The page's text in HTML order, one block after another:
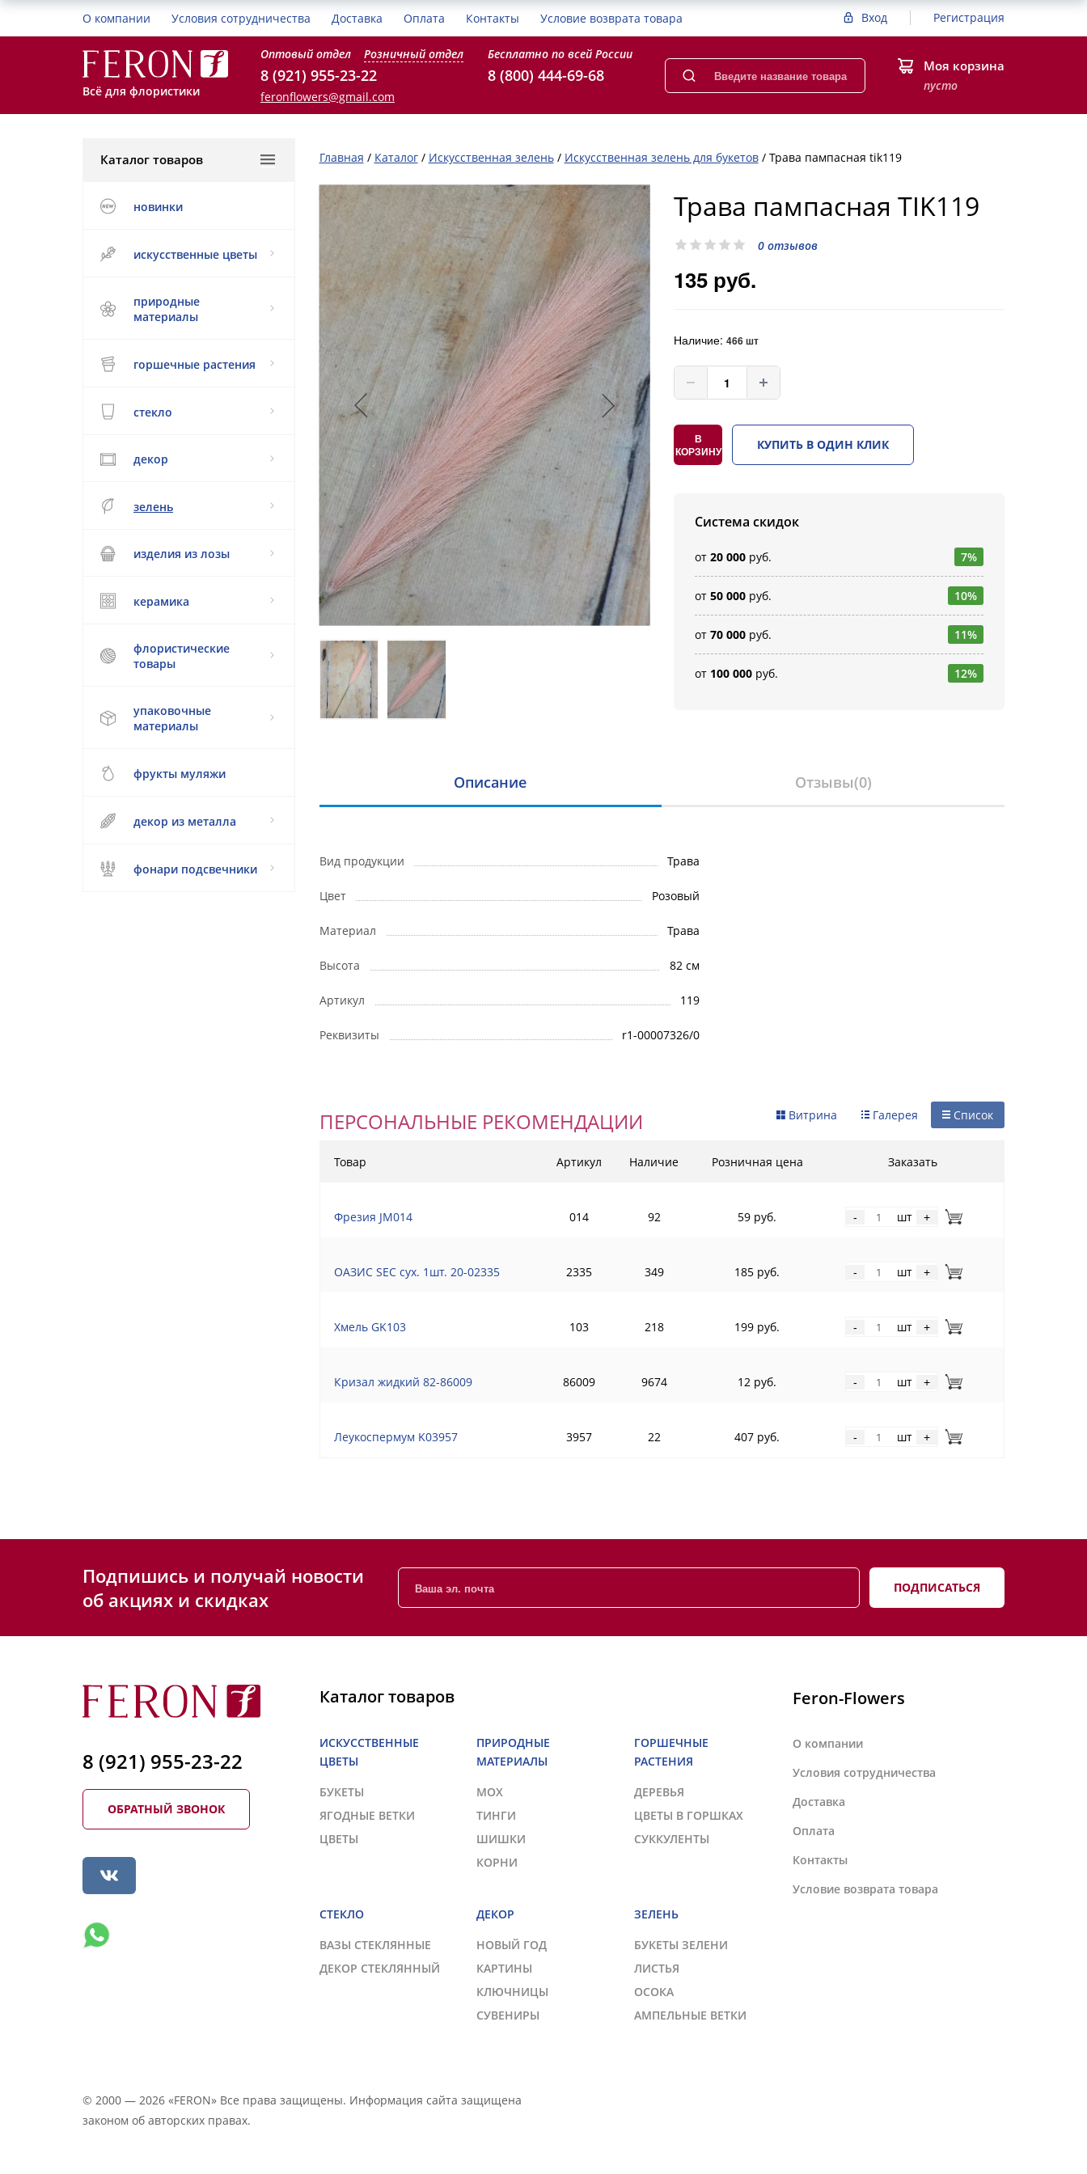
О компании Условия сотрудничества Доставка Оплата Контакты Условие возврата товара Вход Регистрация
Всё для флористики
Оптовый отдел Розничный отдел
8 (921) 955-23-22
feronflowers@gmail.com
Бесплатно по всей России
8 (800) 444-69-68 Моя корзина
пусто
Каталог товаров
новинки
искусственные цветы
природные
материалы
горшечные растения
стекло
декор
зелень
изделия из лозы
керамика
флористические
товары
упаковочные
материалы
фрукты муляжи
декор из металла
фонари подсвечники
Главная / Каталог / Искусственная зелень / Искусственная зелень для букетов / Трава пампасная tik119
Трава пампасная TIK119
0 отзывов
135 руб.
Наличие:466 шт
В
КОРЗИНУ
КУПИТЬ В ОДИН КЛИК
Система скидок
от20 000 руб. 7%
от50 000 руб. 10%
от70 000 руб. 11%
от 100 000 руб. 12%
Описание Отзывы(0)
Вид продукции Трава
Цвет Розовый
Материал Трава
Высота 82 см
Артикул 119
Реквизиты r1-00007326/0
ПЕРСОНАЛЬНЫЕ РЕКОМЕНДАЦИИ Список
Галерея
Витрина
Товар Артикул Наличие Розничная цена Заказать
Фрезия JM014 014 92 59 руб. - шт +
ОАЗИС SEC сух. 1шт. 20-02335 2335 349 185 руб. - шт +
Хмель GK103 103 218 199 руб. - шт +
Кризал жидкий 82-86009 86009 9674 12 руб. - шт +
Леукоспермум K03957 3957 22 407 руб. - шт +
Подпишись и получай новости
об акциях и скидках
ПОДПИСАТЬСЯ
8 (921) 955-23-22
ОБРАТНЫЙ ЗВОНОК
Каталог товаров
ИСКУССТВЕННЫЕ
ЦВЕТЫ
БУКЕТЫ
ЯГОДНЫЕ ВЕТКИ
ЦВЕТЫ
ПРИРОДНЫЕ
МАТЕРИАЛЫ
МОХ
ТИНГИ
ШИШКИ
КОРНИ
ГОРШЕЧНЫЕ
РАСТЕНИЯ
ДЕРЕВЬЯ
ЦВЕТЫ В ГОРШКАХ
СУККУЛЕНТЫ
СТЕКЛО
ВАЗЫ СТЕКЛЯННЫЕ
ДЕКОР СТЕКЛЯННЫЙ
ДЕКОР
НОВЫЙ ГОД
КАРТИНЫ
КЛЮЧНИЦЫ
СУВЕНИРЫ
ЗЕЛЕНЬ
БУКЕТЫ ЗЕЛЕНИ
ЛИСТЬЯ
ОСОКА
АМПЕЛЬНЫЕ ВЕТКИ
Feron-Flowers
О компании
Условия сотрудничества
Доставка
Оплата
Контакты
Условие возврата товара
© 2000 — 2026 «FERON» Все права защищены. Информация сайта защищена
законом об авторских правах.